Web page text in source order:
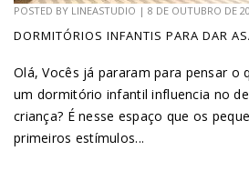
POSTED BY LINEASTUDIO | 8 DE OUTUBRO DE
DORMITÓRIOS INFANTIS PARA DAR
Olá, Vocês já pararam para pensar o
um dormitório infantil influencia no
criança? É nesse espaço que os
primeiros estímulos...